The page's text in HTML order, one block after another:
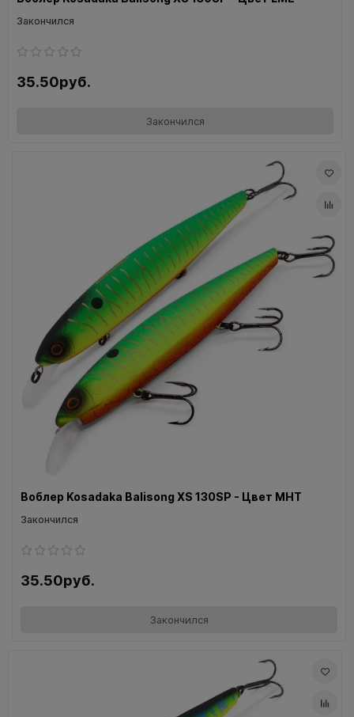
Закончился
35.50руб.
Закончился
Воблер Kosadaka Balisong XS 130SP - Цвет MHT
Закончился
35.50руб.
Закончился